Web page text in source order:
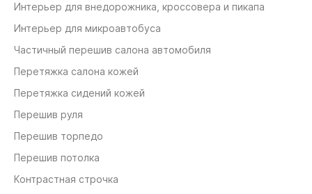
Интерьер для внедорожника, кроссовера и пикапа
Интерьер для микроавтобуса
Частичный перешив салона автомобиля
Перетяжка салона кожей
Перетяжка сидений кожей
Перешив руля
Перешив торпедо
Перешив потолка
Контрастная строчка